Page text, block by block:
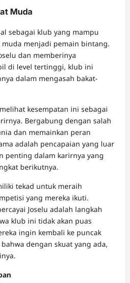
Muda
sebagai klub yang mampu
menjadi pemain bintang.
dan memberinya
di level tertinggi, klub ini
dalam mengasah bakat-
kesempatan ini sebagai
Bergabung dengan salah
dan memainkan peran
adalah pencapaian yang luar
penting dalam karirnya yang
berikutnya.
tekad untuk meraih
yang mereka ikuti.
Joselu adalah langkah
klub ini tidak akan puas
ingin kembali ke puncak
dengan skuat yang ada,